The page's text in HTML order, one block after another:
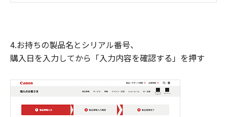
4.お持ちの製品名とシリアル番号、
購入日を入力してから「入力内容を確認する」を押す